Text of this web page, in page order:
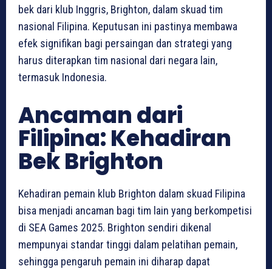
bek dari klub Inggris, Brighton, dalam skuad tim
nasional Filipina. Keputusan ini pastinya membawa
efek signifikan bagi persaingan dan strategi yang
harus diterapkan tim nasional dari negara lain,
termasuk Indonesia.
Ancaman dari
Filipina: Kehadiran
Bek Brighton
Kehadiran pemain klub Brighton dalam skuad Filipina
bisa menjadi ancaman bagi tim lain yang berkompetisi
di SEA Games 2025. Brighton sendiri dikenal
mempunyai standar tinggi dalam pelatihan pemain,
sehingga pengaruh pemain ini diharap dapat